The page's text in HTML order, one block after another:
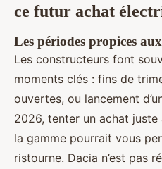
ce futur achat
Les périodes propices
Les constructeurs font
moments clés : fins de
ouvertes, ou lancement
2026, tenter un achat
la gamme pourrait vous
ristourne. Dacia n’est pas